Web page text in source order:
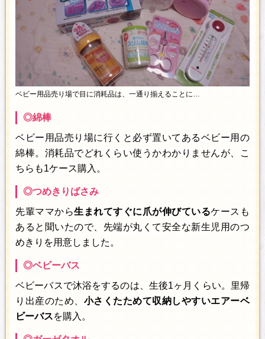
ベビー用品売り場で目に消耗品は、一通り揃えることに…
◎綿棒
ベビー用品売り場に行くと必ず置いてあるベビー用の
綿棒。消耗品でどれくらい使うかわかりませんが、こ
ちらも1ケース購入。
◎つめきりばさみ
先輩ママから生まれてすぐに爪が伸びているケースも
あると聞いたので、先端が丸くて安全な新生児用のつ
めきりを用意しました。
◎ベビーバス
ベビーバスで沐浴をするのは、生後1ヶ月くらい。里帰
り出産のため、 小さくたためて収納しやすいエアーベ
ビーバスを購入。